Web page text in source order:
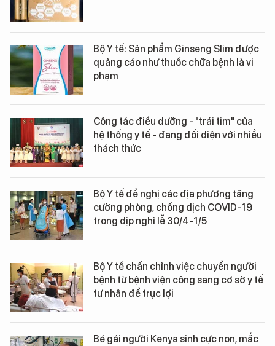
Bộ Y tế: Sản phẩm Ginseng Slim được
quảng cáo như thuốc chữa bệnh là vi
phạm
Công tác điều dưỡng - "trái tim" của
hệ thống y tế - đang đối diện với nhiều
thách thức
Bộ Y tế đề nghị các địa phương tăng
cường phòng, chống dịch COVID-19
trong dịp nghỉ lễ 30/4-1/5
Bộ Y tế chấn chỉnh việc chuyển người
bệnh từ bệnh viện công sang cơ sở y tế
tư nhân để trục lợi
Bé gái người Kenya sinh cực non, mắc